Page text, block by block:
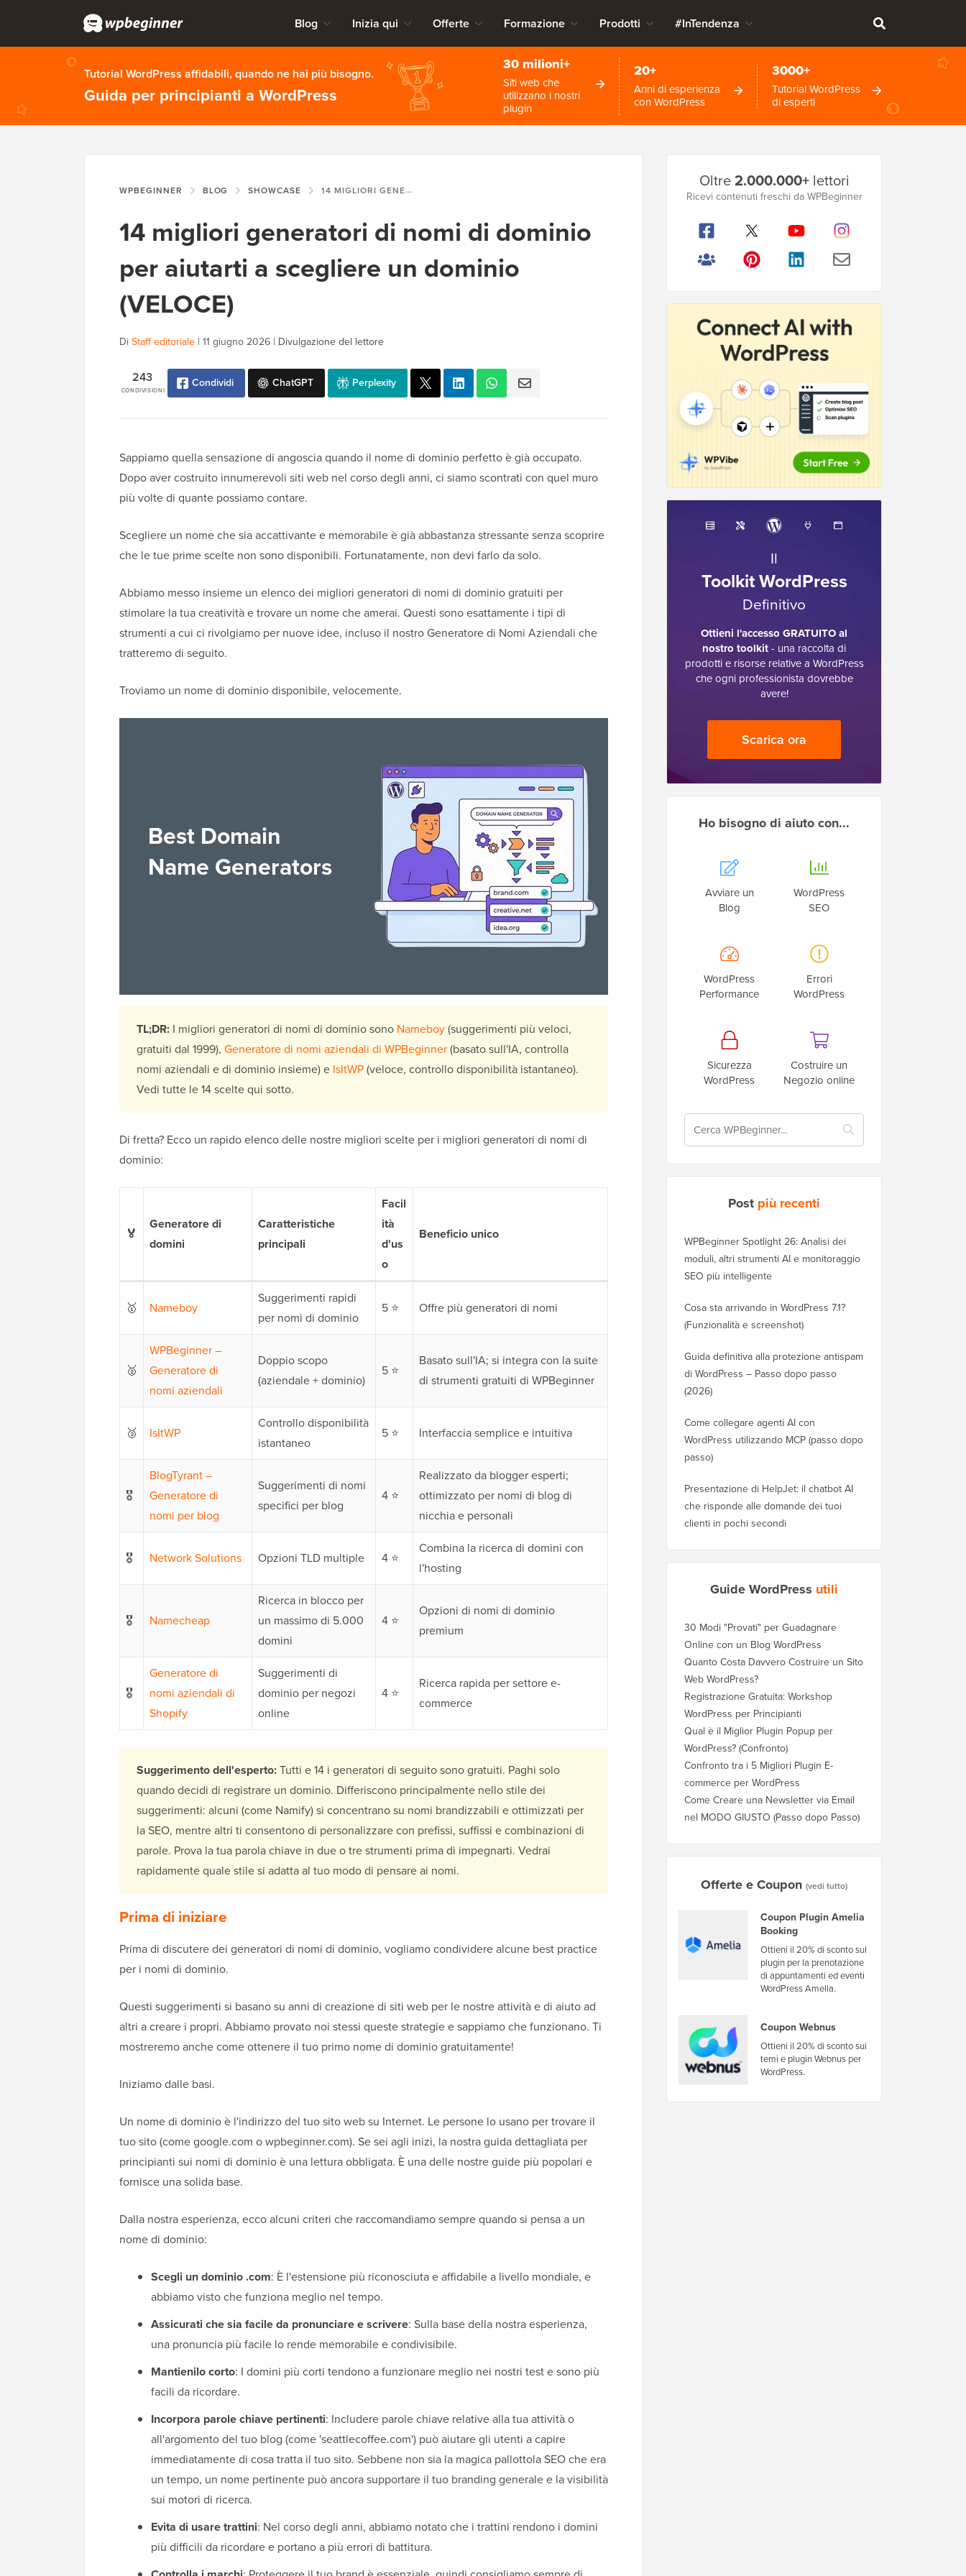
Blog Inizia qui Offerte Formazione Prodotti #InTendenza
Tutorial WordPress affidabili, quando ne hai più bisogno.
Guida per principianti a WordPress
30 milioni+
Siti web che
utilizzano i nostri
plugin
20+
Anni di esperienza
con WordPress
3000+
Tutorial WordPress
di esperti
WPBEGINNER BLOG SHOWCASE 14 MIGLIORI GENERATORI DI NOMI DI DOMINIO PER AIUTARTI A SCEGLIERE UN DOMINIO (VELOCE)
14 migliori generatori di nomi di dominio
per aiutarti a scegliere un dominio
(VELOCE)
DiStaff editoriale | 11 giugno 2026 | Divulgazione del lettore
CONDIVISIONI
243 Condividi ChatGPT Perplexity
Sappiamo quella sensazione di angoscia quando il nome di dominio perfetto è già occupato.
Dopo aver costruito innumerevoli siti web nel corso degli anni, ci siamo scontrati con quel muro
più volte di quante possiamo contare.
Scegliere un nome che sia accattivante e memorabile è già abbastanza stressante senza scoprire
che le tue prime scelte non sono disponibili. Fortunatamente, non devi farlo da solo.
Abbiamo messo insieme un elenco dei migliori generatori di nomi di dominio gratuiti per
stimolare la tua creatività e trovare un nome che amerai. Questi sono esattamente i tipi di
strumenti a cui ci rivolgiamo per nuove idee, incluso il nostro Generatore di Nomi Aziendali che
tratteremo di seguito.
Troviamo un nome di dominio disponibile, velocemente.
TL;DR: I migliori generatori di nomi di dominio sono Nameboy(suggerimenti più veloci,
gratuiti dal 1999), Generatore di nomi aziendali di WPBeginner(basato sull'IA, controlla
nomi aziendali e di dominio insieme) e IsItWP(veloce, controllo disponibilità istantaneo).
Vedi tutte le 14 scelte qui sotto.
Di fretta? Ecco un rapido elenco delle nostre migliori scelte per i migliori generatori di nomi di
dominio:
🏅
Generatore di
domini
Caratteristiche
principali
Facil
ità
d'us
o
Beneficio unico
🥇 Nameboy
Suggerimenti rapidi
per nomi di dominio
5 ⭐ Offre più generatori di nomi
🥈
WPBeginner –
Generatore di
nomi aziendali
Doppio scopo
(aziendale + dominio)
5 ⭐
Basato sull'IA; si integra con la suite
di strumenti gratuiti di WPBeginner
🥉 IsItWP
Controllo disponibilità
istantaneo
5 ⭐ Interfaccia semplice e intuitiva
🎖️
BlogTyrant –
Generatore di
nomi per blog
Suggerimenti di nomi
specifici per blog
4 ⭐
Realizzato da blogger esperti;
ottimizzato per nomi di blog di
nicchia e personali
🎖️ Network Solutions Opzioni TLD multiple 4 ⭐
Combina la ricerca di domini con
l'hosting
🎖️ Namecheap
Ricerca in blocco per
un massimo di 5.000
domini
4 ⭐
Opzioni di nomi di dominio
premium
🎖️
Generatore di
nomi aziendali di
Shopify
Suggerimenti di
dominio per negozi
online
4 ⭐
Ricerca rapida per settore e-
commerce
Suggerimento dell'esperto:Tutti e 14 i generatori di seguito sono gratuiti. Paghi solo
quando decidi di registrare un dominio. Differiscono principalmente nello stile dei
suggerimenti: alcuni (come Namify) si concentrano su nomi brandizzabili e ottimizzati per
la SEO, mentre altri ti consentono di personalizzare con prefissi, suffissi e combinazioni di
parole. Prova la tua parola chiave in due o tre strumenti prima di impegnarti. Vedrai
rapidamente quale stile si adatta al tuo modo di pensare ai nomi.
Prima di iniziare
Prima di discutere dei generatori di nomi di dominio, vogliamo condividere alcune best practice
per i nomi di dominio.
Questi suggerimenti si basano su anni di creazione di siti web per le nostre attività e di aiuto ad
altri a creare i propri. Abbiamo provato noi stessi queste strategie e sappiamo che funzionano. Ti
mostreremo anche come ottenere il tuo primo nome di dominio gratuitamente!
Iniziamo dalle basi.
Un nome di dominio è l'indirizzo del tuo sito web su Internet. Le persone lo usano per trovare il
tuo sito (come google.com o wpbeginner.com). Se sei agli inizi, la nostra guida dettagliata per
principianti sui nomi di dominio è una lettura obbligata. È una delle nostre guide più popolari e
fornisce una solida base.
Dalla nostra esperienza, ecco alcuni criteri che raccomandiamo sempre quando si pensa a un
nome di dominio:
Scegli un dominio .com: È l'estensione più riconosciuta e affidabile a livello mondiale, e
abbiamo visto che funziona meglio nel tempo.
Assicurati che sia facile da pronunciare e scrivere: Sulla base della nostra esperienza,
una pronuncia più facile lo rende memorabile e condivisibile.
Mantienilo corto: I domini più corti tendono a funzionare meglio nei nostri test e sono più
facili da ricordare.
Incorpora parole chiave pertinenti: Includere parole chiave relative alla tua attività o
all'argomento del tuo blog (come 'seattlecoffee.com') può aiutare gli utenti a capire
immediatamente di cosa tratta il tuo sito. Sebbene non sia la magica pallottola SEO che era
un tempo, un nome pertinente può ancora supportare il tuo branding generale e la visibilità
sui motori di ricerca.
Evita di usare trattini: Nel corso degli anni, abbiamo notato che i trattini rendono i domini
più difficili da ricordare e portano a più errori di battitura.
laterale
principale
Oltre2.000.000+lettori
Ricevi contenuti freschi da WPBeginner
Il
Toolkit WordPress
Definitivo
Ottieni l'accesso GRATUITO al
nostro toolkit- una raccolta di
prodotti e risorse relative a WordPress
che ogni professionista dovrebbe
avere!
Scarica ora
Ho bisogno di aiuto con...
Avviare un
Blog
WordPress
SEO
WordPress
Performance
Errori
WordPress
Sicurezza
WordPress
Costruire un
Negozio online
Post più recenti
WPBeginner Spotlight 26: Analisi dei
moduli, altri strumenti AI e monitoraggio
SEO più intelligente
Cosa sta arrivando in WordPress 7.1?
(Funzionalità e screenshot)
Guida definitiva alla protezione antispam
di WordPress – Passo dopo passo
(2026)
Come collegare agenti AI con
WordPress utilizzando MCP (passo dopo
passo)
Presentazione di HelpJet: il chatbot AI
che risponde alle domande dei tuoi
clienti in pochi secondi
Guide WordPress utili
30 Modi "Provati" per Guadagnare
Online con un Blog WordPress
Quanto Costa Davvero Costruire un Sito
Web WordPress?
Registrazione Gratuita: Workshop
WordPress per Principianti
Qual è il Miglior Plugin Popup per
WordPress? (Confronto)
Confronto tra i 5 Migliori Plugin E-
commerce per WordPress
Come Creare una Newsletter via Email
nel MODO GIUSTO (Passo dopo Passo)
Offerte e Coupon (vedi tutto)
Coupon Plugin Amelia
Booking
Ottieni il 20% di sconto sul
plugin per la prenotazione
di appuntamenti ed eventi
WordPress Amelia.
Coupon Webnus
Ottieni il 20% di sconto sui
temi e plugin Webnus per
WordPress.